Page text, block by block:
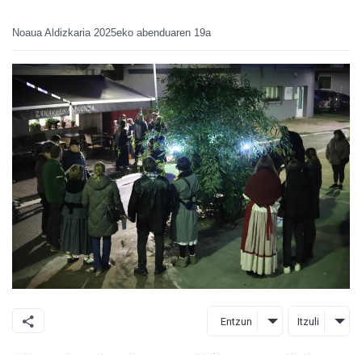
Noaua Aldizkaria 2025eko abenduaren 19a
Entzun Itzuli